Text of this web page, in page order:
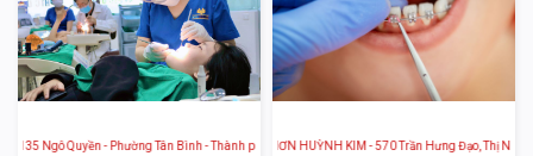
135 Ngô Quyền - Phường Tân Bình - Thành phố Hải Dương
NHA KHOA QUY NHƠN HUỲNH KIM - 570 Trần Hưng Đạo, Thị Nại,